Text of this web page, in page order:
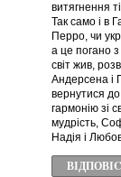
витягнення
Так само і в
Перро, чи
а це погано
світ жив,
Андерсена і
вернутися
гармонію зі
мудрість,
Надія і